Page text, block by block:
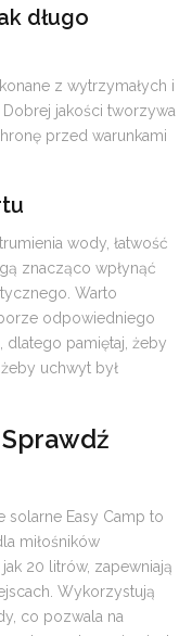
długo
z wytrzymałych i
jakości tworzywa
przed warunkami
wody, łatwość
znacząco wpłynąć
Warto
odpowiedniego
dlatego pamiętaj, żeby
uchwyt był
Easy Camp to
miłośników
20 litrów, zapewniają
Wykorzystują
co pozwala na